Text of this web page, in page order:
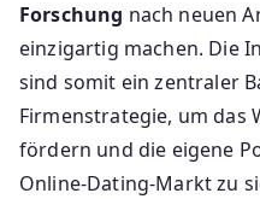
Forschung nach neuen
einzigartig machen. Die
sind somit ein zentraler
Firmenstrategie, um das
fördern und die eigene
Online-Dating-Markt zu